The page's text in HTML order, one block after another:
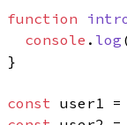
function
console . log
}
const user1